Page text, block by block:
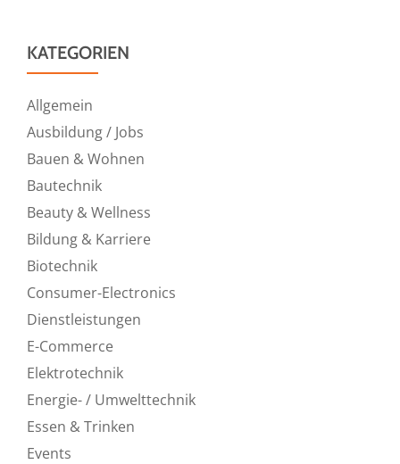
KATEGORIEN
Allgemein
Ausbildung / Jobs
Bauen & Wohnen
Bautechnik
Beauty & Wellness
Bildung & Karriere
Biotechnik
Consumer-Electronics
Dienstleistungen
E-Commerce
Elektrotechnik
Energie- / Umwelttechnik
Essen & Trinken
Events